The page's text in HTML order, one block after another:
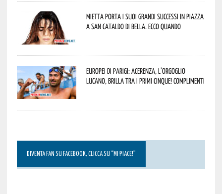
Mietta porta i suoi grandi successi in piazza
a San Cataldo di Bella. Ecco quando
Europei di Parigi: Acerenza, l’orgoglio
lucano, brilla tra i primi cinque! Complimenti
DIVENTA FAN SU FACEBOOK, CLICCA SU “MI PIACE!”